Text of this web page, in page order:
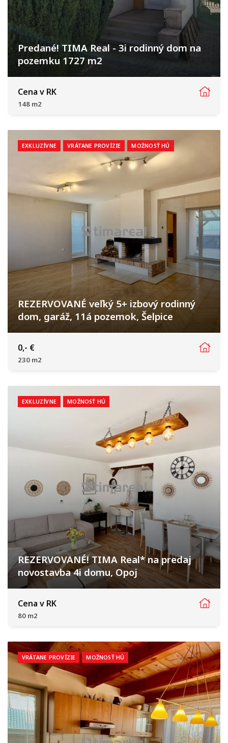
Predané! TIMA Real - 3i rodinný dom na
pozemku 1727 m2
Vlčkovce
Cena v RK
148 m2
EXKLUZÍVNE VRÁTANE PROVÍZIE MOŽNOSŤ HÚ
REZERVOVANÉ veľký 5+ izbový rodinný
dom, garáž, 11á pozemok, Šelpice
Suchovská, Šelpice
0,- €
230 m2
EXKLUZÍVNE MOŽNOSŤ HÚ
REZERVOVANÉ! TIMA Real* na predaj
novostavba 4i domu, Opoj
Čerešňová, Opoj
Cena v RK
80 m2
VRÁTANE PROVÍZIE MOŽNOSŤ HÚ